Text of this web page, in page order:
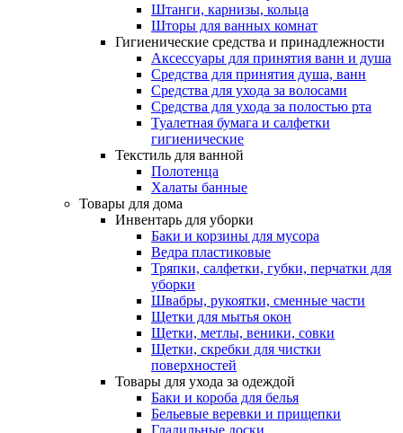
Штанги, карнизы, кольца
Шторы для ванных комнат
Гигиенические средства и принадлежности
Аксессуары для принятия ванн и душа
Средства для принятия душа, ванн
Средства для ухода за волосами
Средства для ухода за полостью рта
Туалетная бумага и салфетки
гигиенические
Текстиль для ванной
Полотенца
Халаты банные
Товары для дома
Инвентарь для уборки
Баки и корзины для мусора
Ведра пластиковые
Тряпки, салфетки, губки, перчатки для
уборки
Швабры, рукоятки, сменные части
Щетки для мытья окон
Щетки, метлы, веники, совки
Щетки, скребки для чистки
поверхностей
Товары для ухода за одеждой
Баки и короба для белья
Бельевые веревки и прищепки
Гладильные доски